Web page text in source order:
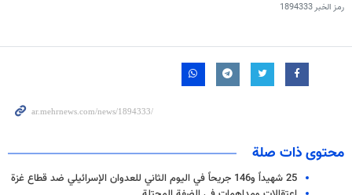
رمز الخبر1894333
محتوى ذات صلة
25 شهيداً و146 جريحاً في اليوم الثاني للعدوان الإسرائيلي ضد قطاع غزة